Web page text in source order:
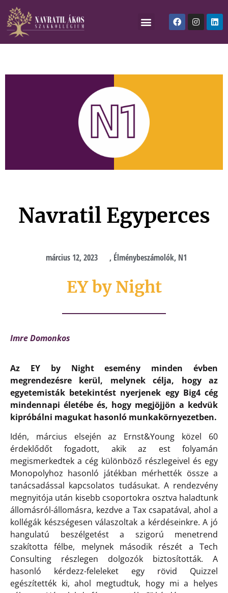
Navratil Egyperces
március 12, 2023 , Élménybeszámolók, N1
EY by Night
Imre Domonkos
Az EY by Night esemény minden évben
megrendezésre kerül, melynek célja, hogy az
egyetemisták betekintést nyerjenek egy Big4 cég
mindennapi életébe és, hogy megjöjjön a kedvük
kipróbálni magukat hasonló munkakörnyezetben.
Idén, március elsején az Ernst&Young közel 60
érdeklődőt fogadott, akik az est folyamán
megismerkedtek a cég különböző részlegeivel és egy
Monopolyhoz hasonló játékban mérhették össze a
tanácsadással kapcsolatos tudásukat. A rendezvény
megnyitója után kisebb csoportokra osztva haladtunk
állomásról-állomásra, kezdve a Tax csapatával, ahol a
kollégák készségesen válaszoltak a kérdéseinkre. A jó
hangulatú beszélgetést a szigorú menetrend
szakította félbe, melynek második részét a Tech
Consulting részlegen dolgozók biztosították. A
hasonló kérdezz-feleleket egy rövid Quizzel
egészítették ki, ahol megtudtuk, hogy mi a helyes